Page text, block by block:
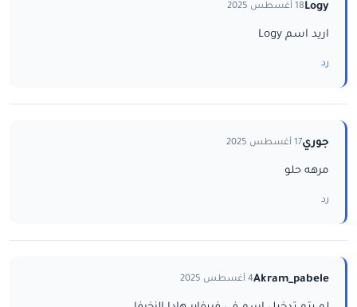
Logy18 أغسطس 2025
اريد اسم Logy
رد
جوري17 أغسطس 2025
مرهه حلو
رد
Akram_pabele4 أغسطس 2025